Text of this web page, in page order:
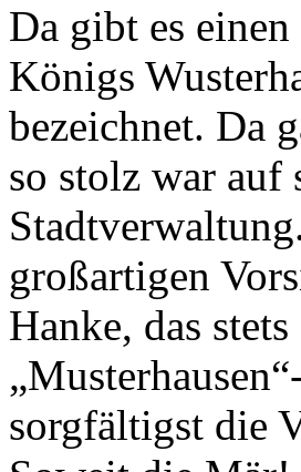
Da gibt es
Königs
bezeichnet. Da
so stolz war auf
großartigen
Hanke, das
sorgfältigst die